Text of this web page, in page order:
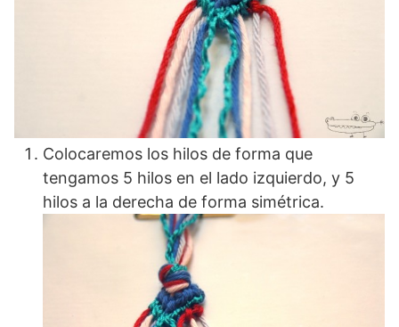
Colocaremos los hilos de forma que
tengamos 5 hilos en el lado izquierdo, y 5
hilos a la derecha de forma simétrica.